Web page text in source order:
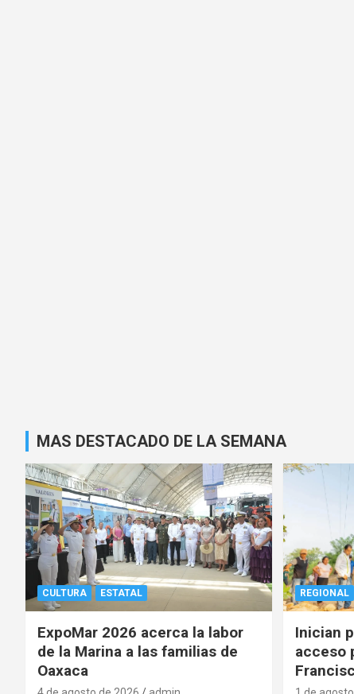
MAS DESTACADO DE LA SEMANA
CULTURA ESTATAL
ExpoMar 2026 acerca la labor
de la Marina a las familias de
Oaxaca
REGIONAL
Inician
acceso